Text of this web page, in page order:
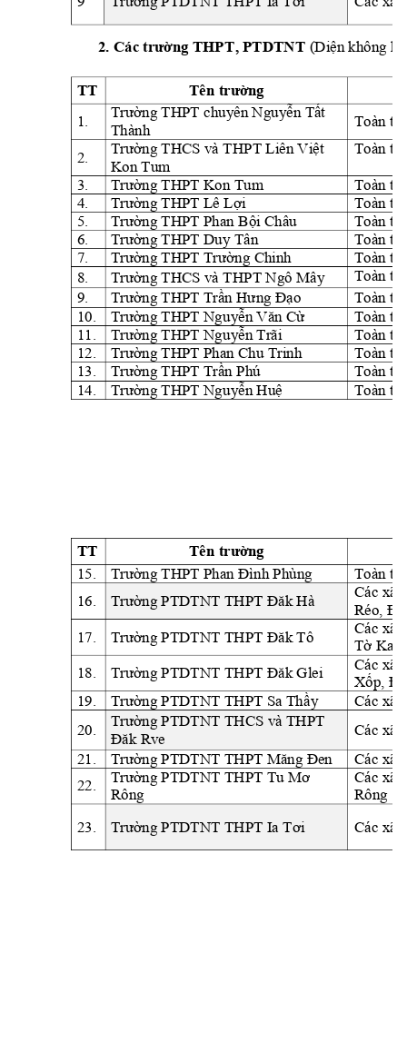
2. Các trường THPT, PTDTNT (Diện không hư
TT Tên trường
1. Trường THPT chuyên Nguyễn Tất
Thành Toàn
2. Trường THCS và THPT Liên Việt
Kon Tum
Toàn
3. Trường THPT Kon Tum Toàn
4. Trường THPT Lê Lợi Toàn
5. Trường THPT Phan Bội Châu Toàn
6. Trường THPT Duy Tân Toàn
7. Trường THPT Trường Chinh Toàn
8. Trường THCS và THPT Ngô Mây Toàn
9. Trường THPT Trần Hưng Đạo Toàn
10. Trường THPT Nguyễn Văn Cừ Toàn
11. Trường THPT Nguyễn Trãi Toàn
12. Trường THPT Phan Chu Trinh Toàn
13. Trường THPT Trần Phú Toàn
14. Trường THPT Nguyễn Huệ Toàn
TT Tên trường
15. Trường THPT Phan Đình Phùng Toàn
16. Trường PTDTNT THPT Đăk Hà
Các
Réo,
17. Trường PTDTNT THPT Đăk Tô Các xã:
Tờ Kan
18. Trường PTDTNT THPT Đăk Glei
Các
Xốp,
19. Trường PTDTNT THPT Sa Thầy Các xã:
20. Trường PTDTNT THCS và THPT
Đăk Rve
Các xã:
21. Trường PTDTNT THPT Măng Đen Các xã:
22. Trường PTDTNT THPT Tu Mơ
Rông
Các
Rông
23.
Trường PTDTNT THPT Ia Tơi Các xã: